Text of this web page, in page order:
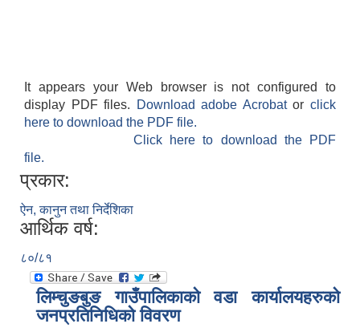
It appears your Web browser is not configured to
display PDF files.
Download adobe Acrobatorclick
here to download the PDF file.
Click here to download the PDF
file.
प्रकार:
ऐन, कानुन तथा निर्देशिका
आर्थिक वर्ष:
८०/८१
लिम्चुङबुङ गाउँपालिकाकाे वडा कार्यालयहरुकाे
जनप्रतिनिधिकाे विवरण